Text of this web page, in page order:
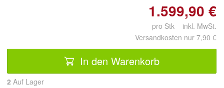
1.599,90 €
pro Stk inkl. MwSt.
Versandkosten nur 7,90 €
In den Warenkorb
2 Auf Lager